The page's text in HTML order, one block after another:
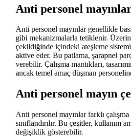
Anti personel mayınlar
Anti personel mayınlar genellikle
gibi mekanizmalarla tetiklenir.
çekildiğinde içindeki ateşleme
aktive eder. Bu patlama, şarapnel
verebilir. Çalışma mantıkları,
ancak temel amaç düşman
Anti personel mayın
Anti personel mayınlar farklı
sınıflandırılır. Bu çeşitler, kullanım
değişiklik gösterebilir.